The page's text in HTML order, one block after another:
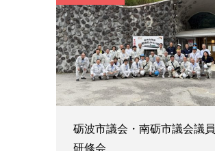
砺波市議会・南砺市議会議員
研修会